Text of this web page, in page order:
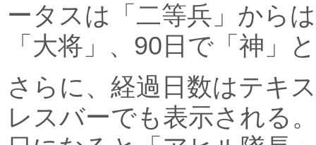
ータスは「二等兵」から
「大将」、90日で「神」
さらに、経過日数はテキ
レスバーでも表示される